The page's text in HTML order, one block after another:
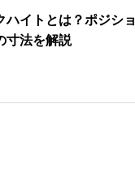
ハイトとは？ポジシ
寸法を解説